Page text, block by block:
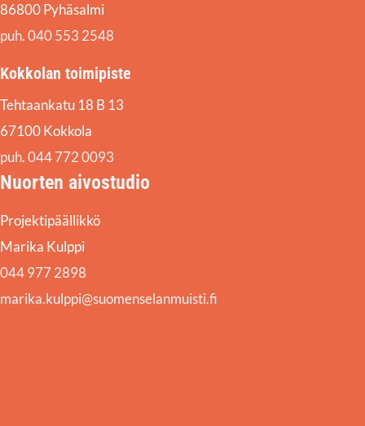
86800 Pyhäsalmi
puh. 040 553 2548
Kokkolan toimipiste
Tehtaankatu 18 B 13
67100 Kokkola
puh. 044 772 0093
Nuorten aivostudio
Projektipäällikkö
Marika Kulppi
044 977 2898
marika.kulppi@suomenselanmuisti.fi